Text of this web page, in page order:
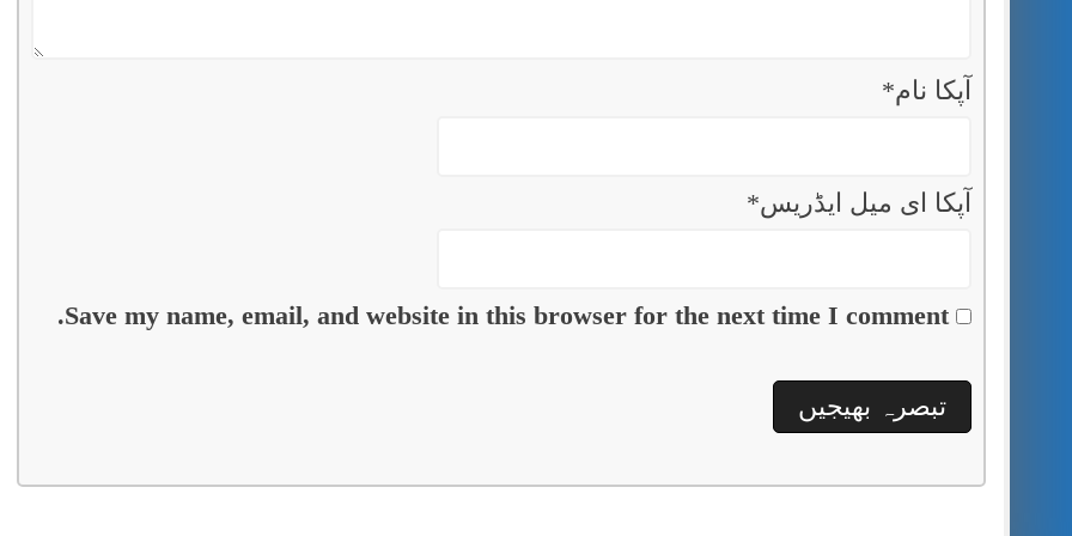
آپکا نام*
آپکا ای میل ایڈریس*
Save my name, email, and website in this browser for the next time I comment.